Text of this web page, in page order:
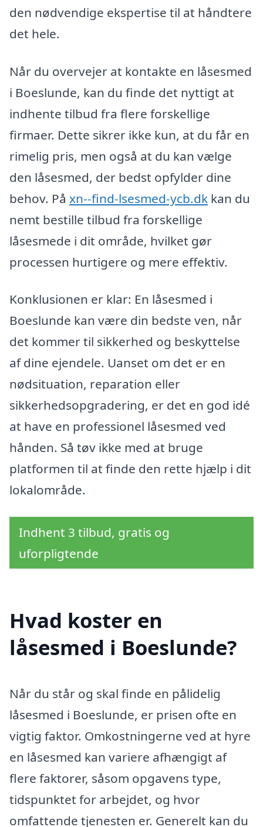
den nødvendige ekspertise til at håndtere
det hele.
Når du overvejer at kontakte en låsesmed
i Boeslunde, kan du finde det nyttigt at
indhente tilbud fra flere forskellige
firmaer. Dette sikrer ikke kun, at du får en
rimelig pris, men også at du kan vælge
den låsesmed, der bedst opfylder dine
behov. På xn--find-lsesmed-ycb.dk kan du
nemt bestille tilbud fra forskellige
låsesmede i dit område, hvilket gør
processen hurtigere og mere effektiv.
Konklusionen er klar: En låsesmed i
Boeslunde kan være din bedste ven, når
det kommer til sikkerhed og beskyttelse
af dine ejendele. Uanset om det er en
nødsituation, reparation eller
sikkerhedsopgradering, er det en god idé
at have en professionel låsesmed ved
hånden. Så tøv ikke med at bruge
platformen til at finde den rette hjælp i dit
lokalområde.
Indhent 3 tilbud, gratis og
uforpligtende
Hvad koster en
låsesmed i Boeslunde?
Når du står og skal finde en pålidelig
låsesmed i Boeslunde, er prisen ofte en
vigtig faktor. Omkostningerne ved at hyre
en låsesmed kan variere afhængigt af
flere faktorer, såsom opgavens type,
tidspunktet for arbejdet, og hvor
omfattende tjenesten er. Generelt kan du